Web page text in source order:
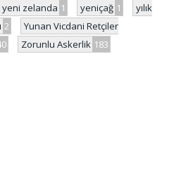
yeni zelanda 1 yeniçağ 1
yılık
2
Yunan Vicdani Retçiler
Zorunlu Askerlik 183